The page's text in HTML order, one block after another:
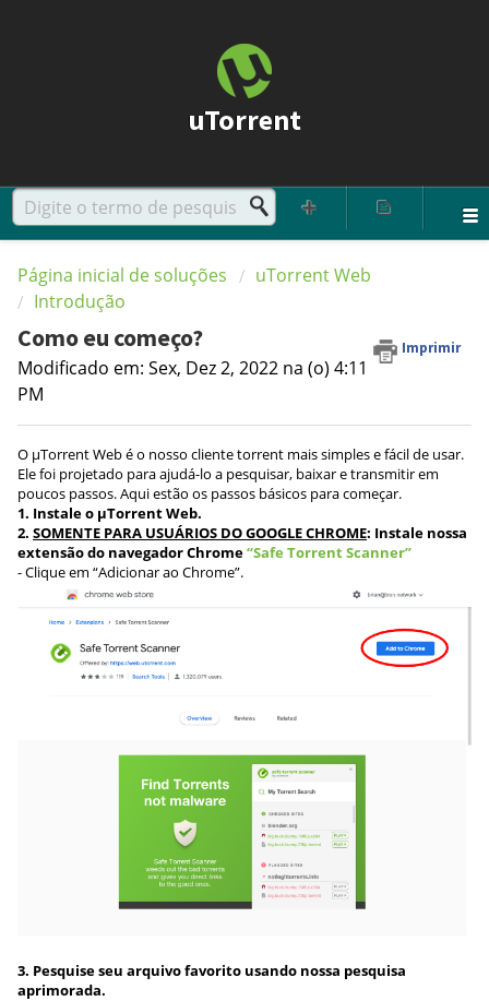
uTorrent
Página inicial de soluções
uTorrent Web
Introdução
Como eu começo? Imprimir
Modificado em: Sex, Dez 2, 2022 na (o) 4:11
PM
O µTorrent Web é o nosso cliente torrent mais simples e fácil de usar.
Ele foi projetado para ajudá-lo a pesquisar, baixar e transmitir em
poucos passos. Aqui estão os passos básicos para começar.
1. Instale o µTorrent Web.
2. SOMENTE PARA USUÁRIOS DO GOOGLE CHROME: Instale nossa
extensão do navegador Chrome“Safe Torrent Scanner”
- Clique em “Adicionar ao Chrome”.
3. Pesquise seu arquivo favorito usando nossa pesquisa
aprimorada.